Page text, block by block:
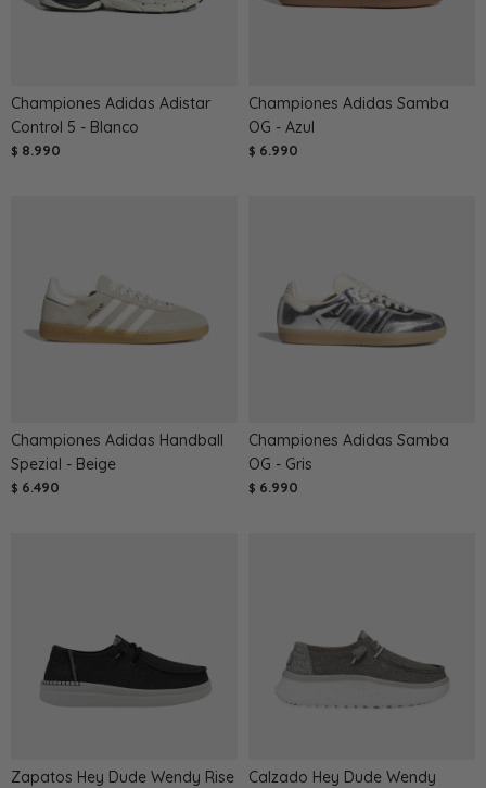
Championes Adidas Adistar
Control 5 - Blanco
$ 8.990
Championes Adidas Samba
OG - Azul
$ 6.990
Championes Adidas Handball
Spezial - Beige
$ 6.490
Championes Adidas Samba
OG - Gris
$ 6.990
Zapatos Hey Dude Wendy Rise
Calzado Hey Dude Wendy